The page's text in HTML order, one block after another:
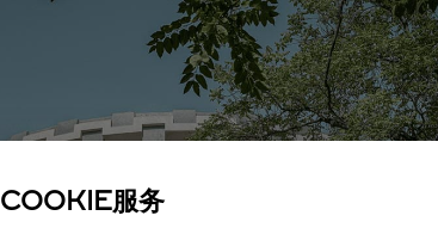
COOKIE服务